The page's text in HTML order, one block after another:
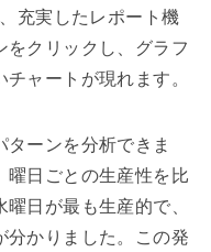
充実したレポート機
クリックし、グラフ
ャートが現れます。
ターンを分析できま
曜日ごとの生産性を比
日が最も生産的で、
分かりました。この発